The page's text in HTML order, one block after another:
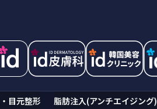
目元整形 脂肪注入(アンチエイジング)